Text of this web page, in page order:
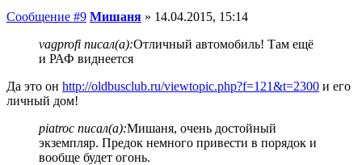
Сообщение #9 Мишаня » 14.04.2015, 15:14
vagprofi писал(а):Отличный автомобиль! Там ещё
и РАФ виднеется
Да это он http://oldbusclub.ru/viewtopic.php?f=121&t=2300 и его
личный дом!
piatroc писал(а):Мишаня, очень достойный
экземпляр. Предок немного привести в порядок и
вообще будет огонь.